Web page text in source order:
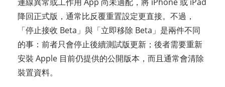
降回正式版，通常比反覆重置設定更直接。不過，
「停止接收 Beta」與「立即移除 Beta」是兩件不同
的事：前者只會停止後續測試版更新；後者需要重新
安裝 Apple 目前仍提供的公開版本，而且通常會清除
裝置資料。